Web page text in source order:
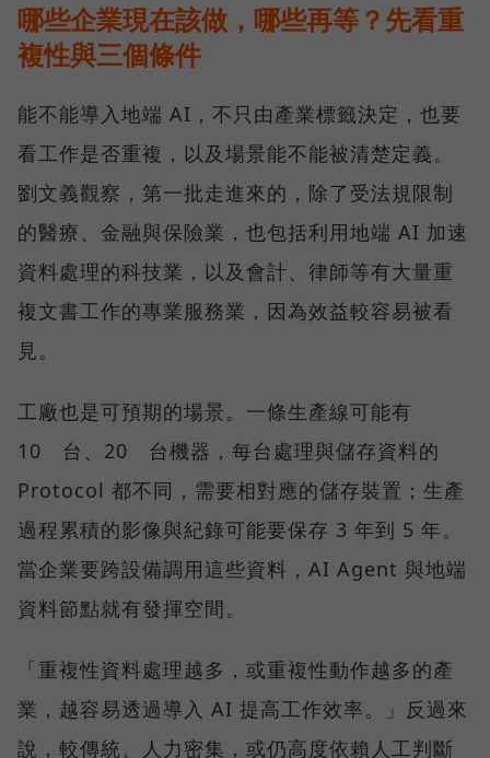
哪些企業現在該做，哪些再等？先看重
複性與三個條件
能不能導入地端 AI，不只由產業標籤決定，也要
看工作是否重複，以及場景能不能被清楚定義。
劉文義觀察，第一批走進來的，除了受法規限制
的醫療、金融與保險業，也包括利用地端 AI 加速
資料處理的科技業，以及會計、律師等有大量重
複文書工作的專業服務業，因為效益較容易被看
見。
工廠也是可預期的場景。一條生產線可能有
10 台、20 台機器，每台處理與儲存資料的
Protocol 都不同，需要相對應的儲存裝置；生產
過程累積的影像與紀錄可能要保存 3 年到 5 年。
當企業要跨設備調用這些資料，AI Agent 與地端
資料節點就有發揮空間。
「重複性資料處理越多，或重複性動作越多的產
業，越容易透過導入 AI 提高工作效率。」反過來
說，較傳統、人力密集，或仍高度依賴人工判斷